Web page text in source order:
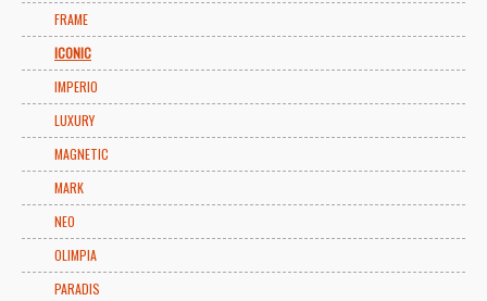
FRAME
ICONIC
IMPERIO
LUXURY
MAGNETIC
MARK
NEO
OLIMPIA
PARADIS